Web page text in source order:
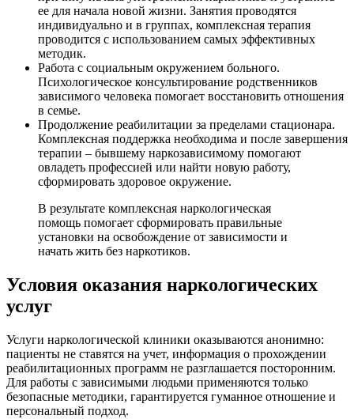
ее для начала новой жизни. Занятия проводятся
индивидуально и в группах, комплексная терапия
проводится с использованием самых эффективных
методик.
Работа с социальным окружением больного.
Психологическое консультирование родственников
зависимого человека помогает восстановить отношения
в семье.
Продолжение реабилитации за пределами стационара.
Комплексная поддержка необходима и после завершения
терапии – бывшему наркозависимому помогают
овладеть профессией или найти новую работу,
сформировать здоровое окружение.
В результате комплексная наркологическая
помощь помогает сформировать правильные
установки на освобождение от зависимости и
начать жить без наркотиков.
Условия оказания наркологических
услуг
Услуги наркологической клиники оказываются анонимно:
пациенты не ставятся на учет, информация о прохождении
реабилитационных программ не разглашается посторонним.
Для работы с зависимыми людьми применяются только
безопасные методики, гарантируется гуманное отношение и
персональный подход.